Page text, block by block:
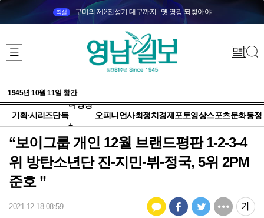
직설 구미의 제2전성기 대구까지...옛 영광 되찾아야
1945년 10월 11일 창간
기획·시리즈단독
다양성
+
오피니언사회정치 경제 포토영상스포츠문화동정
“보이그룹 개인 12월 브랜드평판 1-2-3-4
위 방탄소년단 진-지민-뷔-정국, ​5위 2PM
준호 ”
2021-12-18 08:59